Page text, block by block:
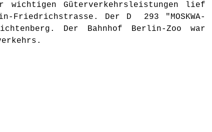
wichtigen Güterverkehrsleistungen lief
Der D 293 "MOSKWA-
Der Bahnhof Berlin-Zoo war